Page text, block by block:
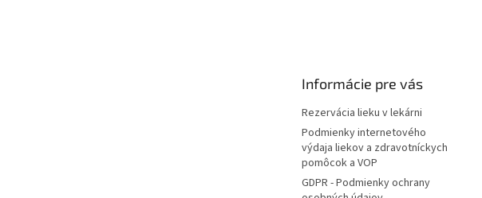
Informácie pre vás
Rezervácia lieku v lekárni
Podmienky internetového
výdaja liekov a zdravotníckych
pomôcok a VOP
GDPR - Podmienky ochrany